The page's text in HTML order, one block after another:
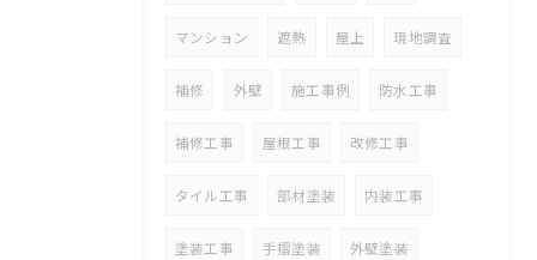
マンション 遮熱 屋上 現地調査
補修 外壁 施工事例 防水工事
補修工事 屋根工事 改修工事
タイル工事 部材塗装 内装工事
塗装工事 手摺塗装 外壁塗装